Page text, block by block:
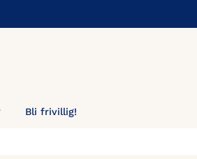
Bli frivillig!